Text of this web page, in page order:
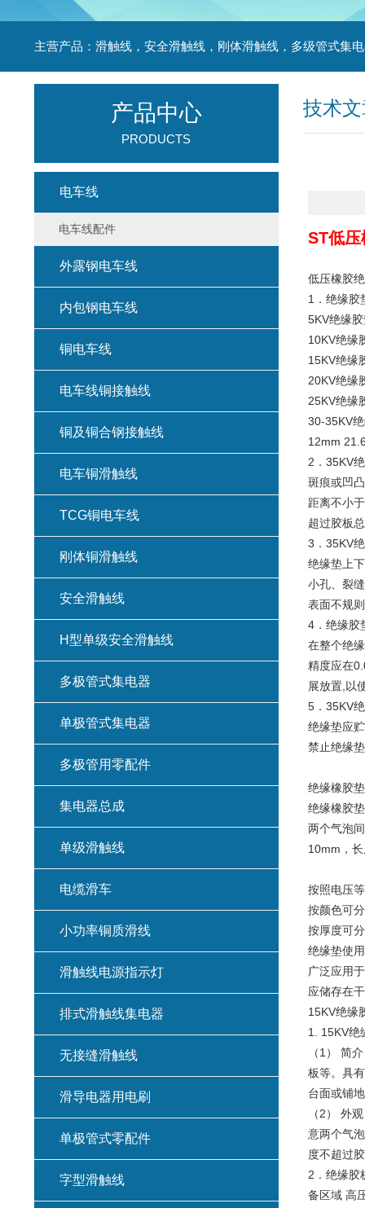
技术
ST低
低压橡胶
1．绝缘胶
5KV绝缘
10KV绝缘
15KV绝缘
20KV绝缘
25KV绝缘
30-35KV
12mm
2．35KV
斑痕或凹
距离不小
超过胶板
3．35KV
绝缘垫上
小孔、裂
表面不规
4．绝缘胶
在整个绝
精度应在
展放置,以
5．35KV
绝缘垫应
禁止绝缘
绝缘橡胶
绝缘橡胶
两个气泡
10mm，
按照电压
按颜色可
按厚度可
绝缘垫使
广泛应用
应储存在
15KV绝缘
1. 15KV绝
（1） 简
板等。具
台面或铺
（2） 外
意两个气
度不超过
2．绝缘胶
备区域 高
产品中心
PRODUCTS
电车线
电车线配件
外露钢电车线
内包钢电车线
铜电车线
电车线铜接触线
铜及铜合钢接触线
电车铜滑触线
TCG铜电车线
刚体铜滑触线
安全滑触线
H型单级安全滑触线
多极管式集电器
单极管式集电器
多极管用零配件
集电器总成
单级滑触线
电缆滑车
小功率铜质滑线
滑触线电源指示灯
排式滑触线集电器
无接缝滑触线
滑导电器用电刷
单极管式零配件
字型滑触线